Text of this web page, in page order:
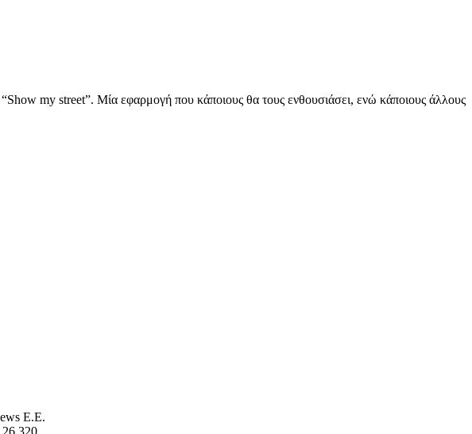
my street”. Μία εφαρμογή που κάποιους θα τους ενθουσιάσει, ενώ κάποιους άλλους
Ε.E.